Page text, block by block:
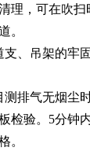
理，可在吹
。
支、吊架的牢
测排气无烟尘
检验。5分钟
。